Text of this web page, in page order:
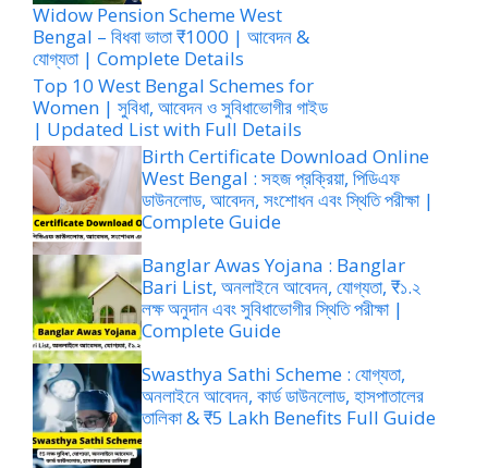
Widow Pension Scheme West
Bengal – বিধবা ভাতা ₹1000 | আবেদন &
যোগ্যতা | Complete Details
Top 10 West Bengal Schemes for
Women | সুবিধা, আবেদন ও সুবিধাভোগীর গাইড
| Updated List with Full Details
Birth Certificate Download Online
West Bengal : সহজ প্রক্রিয়া, পিডিএফ
ডাউনলোড, আবেদন, সংশোধন এবং স্থিতি পরীক্ষা |
Complete Guide
Banglar Awas Yojana : Banglar
Bari List, অনলাইনে আবেদন, যোগ্যতা, ₹১.২
লক্ষ অনুদান এবং সুবিধাভোগীর স্থিতি পরীক্ষা |
Complete Guide
Swasthya Sathi Scheme : যোগ্যতা,
অনলাইনে আবেদন, কার্ড ডাউনলোড, হাসপাতালের
তালিকা & ₹5 Lakh Benefits Full Guide